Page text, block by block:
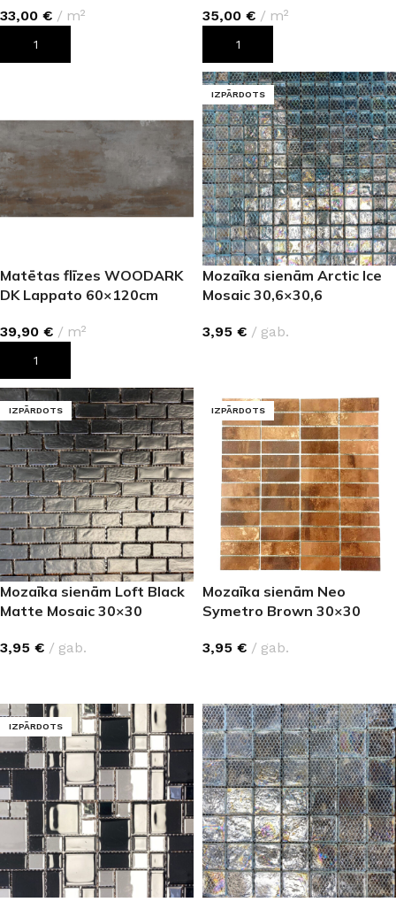
33,00 € m²
PIEVIENOT GROZAM
35,00 € m²
PIEVIENOT GROZAM
Matētas flīzes WOODARK
DK Lappato 60×120cm
39,90 € m²
PIEVIENOT GROZAM
IZPĀRDOTS
Mozaīka sienām Arctic Ice
Mosaic 30,6×30,6
3,95 € gab.
IZPĀRDOTS
Mozaīka sienām Loft Black
Matte Mosaic 30×30
3,95 € gab.
IZPĀRDOTS
Mozaīka sienām Neo
Symetro Brown 30×30
3,95 € gab.
IZPĀRDOTS